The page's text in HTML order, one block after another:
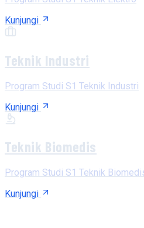
Kunjungi
Teknik Industri
Program Studi S1 Teknik Industri
Kunjungi
Teknik Biomedis
Program Studi S1 Teknik
Kunjungi